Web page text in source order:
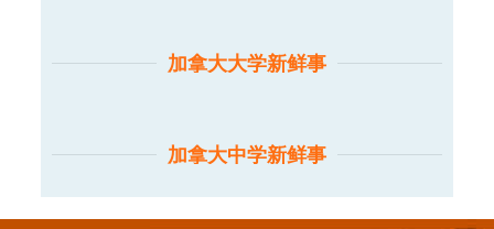
加拿大大学新鲜事
加拿大中学新鲜事